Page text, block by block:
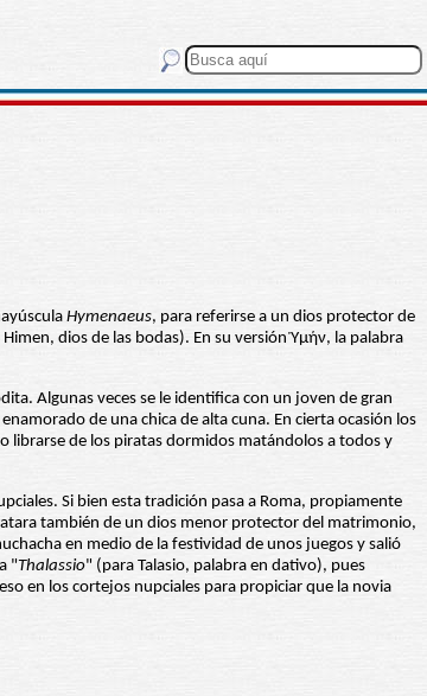
Hymenaeus, para referirse a un dios protector de
dios de las bodas). En su versión Ὑμήν, la palabra
Algunas veces se le identifica con un joven de gran
de una chica de alta cuna. En cierta ocasión los
librarse de los piratas dormidos matándolos a todos y
Si bien esta tradición pasa a Roma, propiamente
también de un dios menor protector del matrimonio,
en medio de la festividad de unos juegos y salió
"Thalassio" (para Talasio, palabra en dativo), pues
en los cortejos nupciales para propiciar que la novia